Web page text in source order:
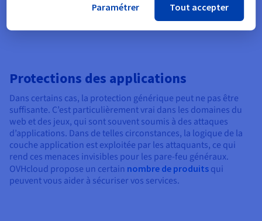
Protections des applications
Dans certains cas, la protection générique peut ne pas être
suffisante. C’est particulièrement vrai dans les domaines du
web et des jeux, qui sont souvent soumis à des attaques
d’applications. Dans de telles circonstances, la logique de la
couche application est exploitée par les attaquants, ce qui
rend ces menaces invisibles pour les pare-feu généraux.
OVHcloud propose un certain nombre de produits qui
peuvent vous aider à sécuriser vos services.
Paramétrer Tout accepter